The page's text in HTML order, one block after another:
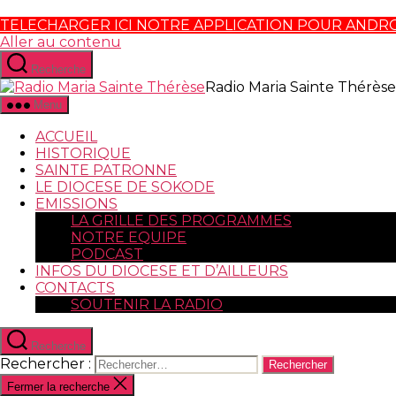
TELECHARGER ICI NOTRE APPLICATION POUR
Aller au contenu
Recherche
Radio Maria Sainte Thérèse
Menu
ACCUEIL
HISTORIQUE
SAINTE PATRONNE
LE DIOCESE DE SOKODE
EMISSIONS
LA GRILLE DES PROGRAMMES
NOTRE EQUIPE
PODCAST
INFOS DU DIOCESE ET D’AILLEURS
CONTACTS
SOUTENIR LA RADIO
Recherche
Rechercher :
Fermer la recherche